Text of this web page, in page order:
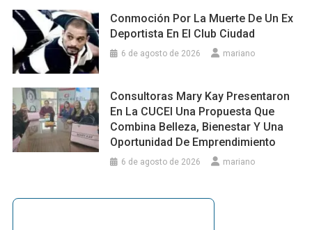
Conmoción Por La Muerte De Un Ex
Deportista En El Club Ciudad
6 de agosto de 2026 mariano
Consultoras Mary Kay Presentaron
En La CUCEI Una Propuesta Que
Combina Belleza, Bienestar Y Una
Oportunidad De Emprendimiento
6 de agosto de 2026 mariano